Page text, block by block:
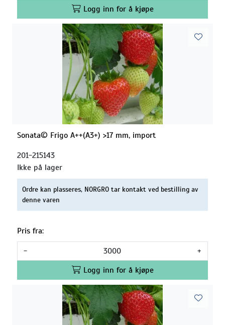
Logg inn for å kjøpe
Sonata© Frigo A++(A3+) >17 mm, import
201-215143
Ikke på lager
Ordre kan plasseres, NORGRO tar kontakt ved bestilling av
denne varen
Pris fra:
-
+
Logg inn for å kjøpe